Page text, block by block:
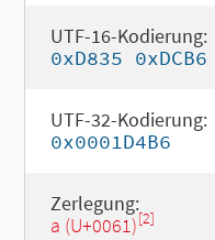
UTF-16-Kodierung:
0xD835 0xDCB6
UTF-32-Kodierung:
0x0001D4B6
Zerlegung:
a (U+0061)[2]